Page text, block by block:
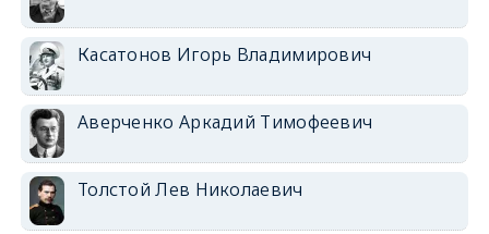
Касатонов Игорь Владимирович
Аверченко Аркадий Тимофеевич
Толстой Лев Николаевич